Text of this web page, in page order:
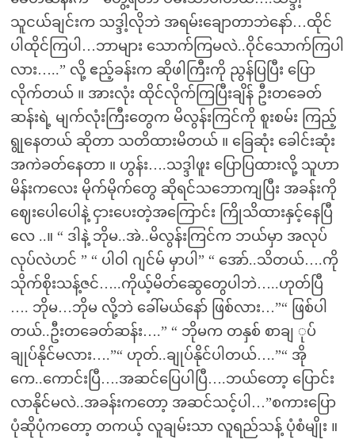
သူငယ်ချင်းက သဒ္ဒါ့လိုဘဲ အရမ်းချောတာဘဲနော်…ထိုင်
ပါထိုင်ကြပါ…ဘာများ သောက်ကြမလဲ..ဝိုင်သောက်ကြပါ
လား…..” လို့ ဧည့်ခန်းက ဆိုဖါကြီးကို ညွန်ပြပြီး ပြော
လိုက်တယ် ။ အားလုံး ထိုင်လိုက်ကြပြီးချိန် ဦးတခေတ်
ဆန်းရဲ့ မျက်လုံးကြီးတွေက မိလွန်းကြင်ကို စူးစမ်း ကြည့်
ရွုနေတယ် ဆိုတာ သတိထားမိတယ် ။ ခြေဆုံး ခေါင်းဆုံး
အကဲခတ်နေတာ ။ ဟွန်း….သဒ္ဒါဖူး ပြောပြထားလို့ သူဟာ
မိန်းကလေး မိုက်မိုက်တွေ ဆိုရင်သဘောကျပြီး အခန်းကို
ဈေးပေါပေါနဲ့ ငှားပေးတဲ့အကြောင်း ကြိုသိထားနှင့်နေပြီ
လေ ..။ “ ဒါနဲ့ ဘိုမ..အဲ..မိလွန်းကြင်က ဘယ်မှာ အလုပ်
လုပ်လဲဟင် ” “ ပါဝါ ဂျင်မ် မှာပါ” “ အော်..သိတယ်….ကို
သိုက်စိုးသန့်ဇင်…..ကိုယ့်မိတ်ဆွေတွေပါဘဲ…..ဟုတ်ပြီ
…. ဘိုမ…ဘိုမ လို့ဘဲ ခေါ်မယ်နော် ဖြစ်လား…”“ ဖြစ်ပါ
တယ်..ဦးတခေတ်ဆန်း….” “ ဘိုမက တနှစ် စာချ ုပ်
ချုပ်နိုင်မလား….”“ ဟုတ်..ချုပ်နိုင်ပါတယ်….”“ အို
ကေ..ကောင်းပြီ….အဆင်ပြေပါပြီ….ဘယ်တော့ ပြောင်း
လာနိုင်မလဲ..အခန်းကတော့ အဆင်သင့်ပါ…”စကားပြော
ပုံဆိုပုံကတော့ တကယ့် လူချမ်းသာ လူရည်သန့် ပုံစံမျိုး ။